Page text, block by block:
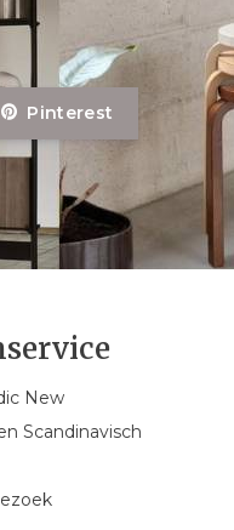
Pinterest
New
Scandinavisch